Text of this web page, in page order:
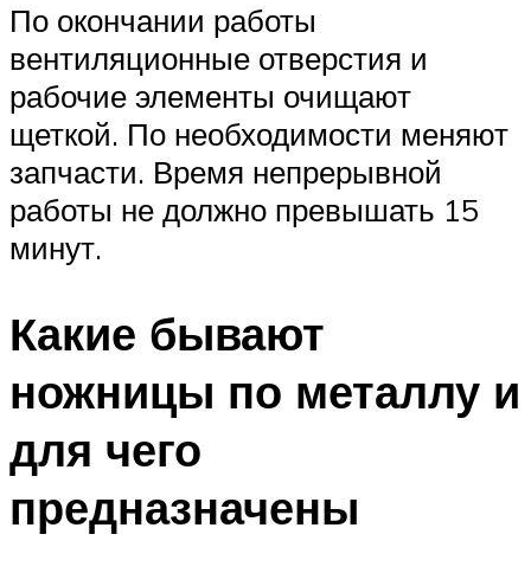
По окончании работы
вентиляционные отверстия и
рабочие элементы очищают
щеткой. По необходимости меняют
запчасти. Время непрерывной
работы не должно превышать 15
минут.
Какие бывают
ножницы по металлу и
для чего
предназначены